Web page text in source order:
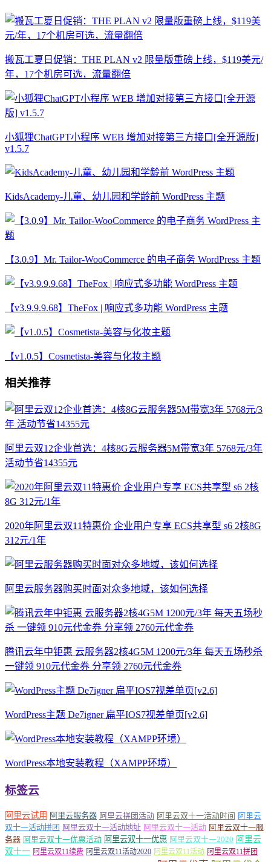
搬瓦工夏日促销：THE PLAN v2 限量版重磅上线，$119美元/
年，17个机房可选，流量翻倍
小狐狸ChatGPT小程序 WEB 增加对接第三方接口[全开源版]
v1.5.7
KidsAcademy-儿童、幼儿园和学龄前 WordPress 主题
【3.0.9】Mr. Tailor-WooCommerce 的电子商务 WordPress 主题
【v3.9.9.9.68】TheFox | 响应式多功能 WordPress 主题
【v1.0.5】Cosmetista-美容与化妆主题
相关推荐
阿里云双12企业首选：4核8G云服务器5M带宽3年 5768元/3年
活动节省14355元
2020年阿里云双11特惠价 企业用户专享 ECS共享型 s6 2核8G
312元/1年
阿里云服务器购买时面对众多地域，该如何选择
腾讯云年中钜惠 云服务器2核4G5M 1200元/3年 每天五场秒杀
一键领 910元代金券 分享领 2760元代金券
WordPress主题 De7igner 扁平IOS7视差单页[v2.6]
WordPress本地安装教程（XAMPP环境）
标签云
阿里云试用 阿里云服务器 阿里云拼团活动 阿里云双十一活动时间 阿里云
双十一活动拼团 阿里云双十一活动地址 阿里云双十一活动 阿里云双十一服
务器 阿里云双十一优惠活动 阿里云双十一优惠 阿里云双十一2020 阿里云
双十一 阿里云双11续费 阿里云双11活动2020 阿里云双11活动 阿里云双11拼团